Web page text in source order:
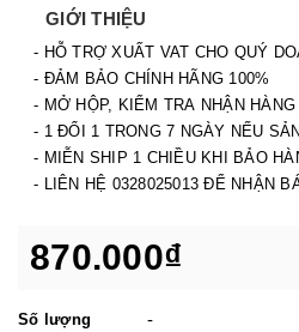
GIỚI THIỆU
- HỖ TRỢ XUẤT VAT CHO QUÝ
- ĐẢM BẢO CHÍNH HÃNG 100%
- MỞ HỘP, KIỂM TRA NHẬN HÀNG
- 1 ĐỔI 1 TRONG 7 NGÀY NẾU
- MIỄN SHIP 1 CHIỀU KHI BẢO
- LIÊN HỆ 0328025013 ĐỂ NHẬN
870.000₫
Số lượng -